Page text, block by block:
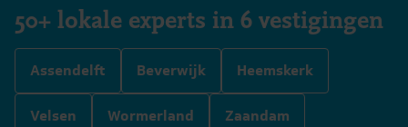
50+ lokale experts in 6 vestigingen
Assendelft Beverwijk Heemskerk
Velsen Wormerland Zaandam